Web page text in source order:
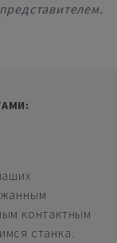
контактным
станка.